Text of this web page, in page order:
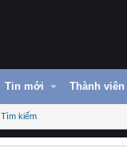
Tin mới Thành viên
Tìm kiếm